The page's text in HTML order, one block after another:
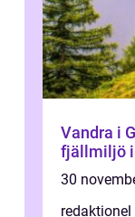
Vandra i
fjällmiljö i
30
redaktionel